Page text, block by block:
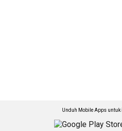
Unduh Mobile Apps untuk